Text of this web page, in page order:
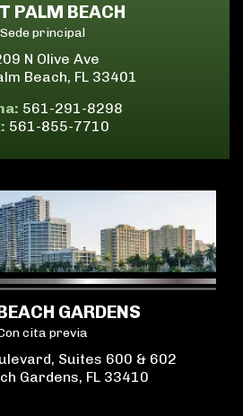
PALM BEACH
Sede principal
N Olive Ave
Beach, FL 33401
561-291-8298
561-855-7710
GARDENS
cita previa
Suites 600 & 602
Gardens, FL 33410